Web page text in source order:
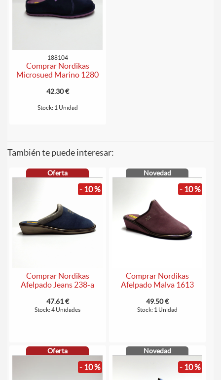
188104
Comprar Nordikas
Microsued Marino 1280
42.30 €
Stock: 1 Unidad
También te puede interesar:
Oferta
- 10 %
Comprar Nordikas
Afelpado Jeans 238-a
47.61 €
Stock: 4 Unidades
Novedad
- 10 %
Comprar Nordikas
Afelpado Malva 1613
49.50 €
Stock: 1 Unidad
Oferta
- 10 %
Novedad
- 10 %